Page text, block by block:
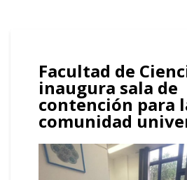
Facultad de
inaugura sala de
contención para
comunidad